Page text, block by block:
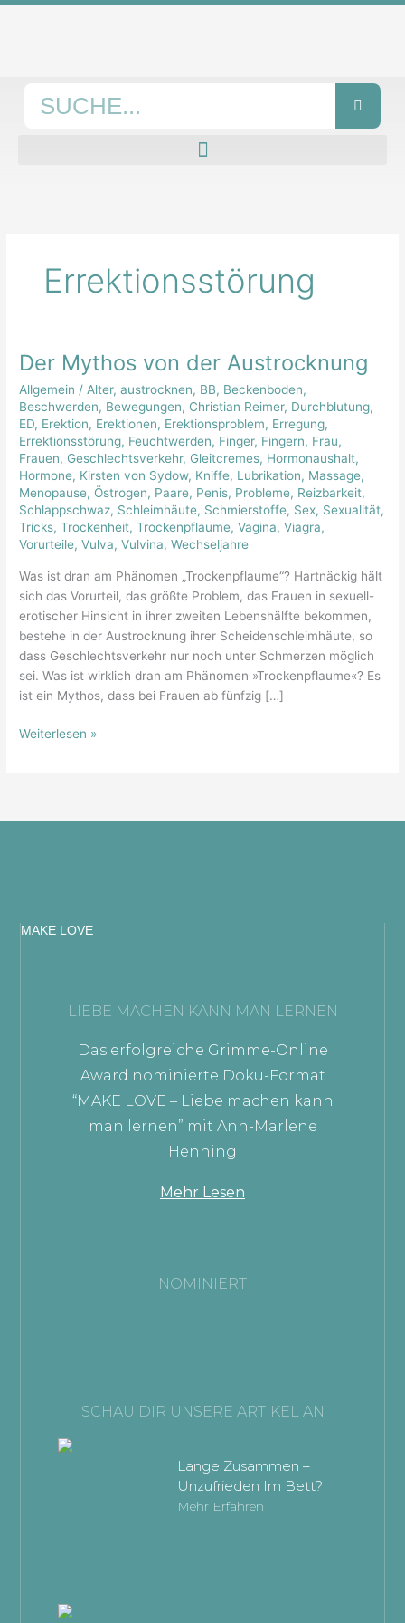
Zum
Errektionsstörung
Der Mythos von der Austrocknung
Allgemein / Alter,austrocknen, BB, Beckenboden,
Beschwerden, Bewegungen, Christian Reimer, Durchblutung,
ED, Erektion, Erektionen, Erektionsproblem, Erregung,
Errektionsstörung, Feuchtwerden, Finger, Fingern, Frau,
Frauen, Geschlechtsverkehr, Gleitcremes, Hormonaushalt,
Hormone, Kirsten von Sydow, Kniffe, Lubrikation, Massage,
Menopause, Östrogen, Paare, Penis, Probleme, Reizbarkeit,
Schlappschwaz, Schleimhäute, Schmierstoffe, Sex, Sexualität,
Tricks,Trockenheit,Trockenpflaume,Vagina,Viagra,
Vorurteile,Vulva,Vulvina,Wechseljahre
Was ist dran am Phänomen „Trockenpflaume“? Hartnäckig hält
sich das Vorurteil, das größte Problem, das Frauen in sexuell-
erotischer Hinsicht in ihrer zweiten Lebenshälfte bekommen,
bestehe in der Austrocknung ihrer Scheidenschleimhäute, so
dass Geschlechtsverkehr nur noch unter Schmerzen möglich
sei. Was ist wirklich dran am Phänomen »Trockenpflaume«? Es
ist ein Mythos, dass bei Frauen ab fünfzig […]
Der
von
der
Austrocknung
Weiterlesen »
MAKE LOVE
LIEBE MACHEN KANN MAN LERNEN
Das erfolgreiche Grimme-Online
Award nominierte Doku-Format
“MAKE LOVE – Liebe machen kann
man lernen” mit Ann-Marlene
Henning
Mehr Lesen
NOMINIERT
SCHAU DIR UNSERE ARTIKEL AN
Lange Zusammen –
Unzufrieden Im Bett?
Mehr Erfahren